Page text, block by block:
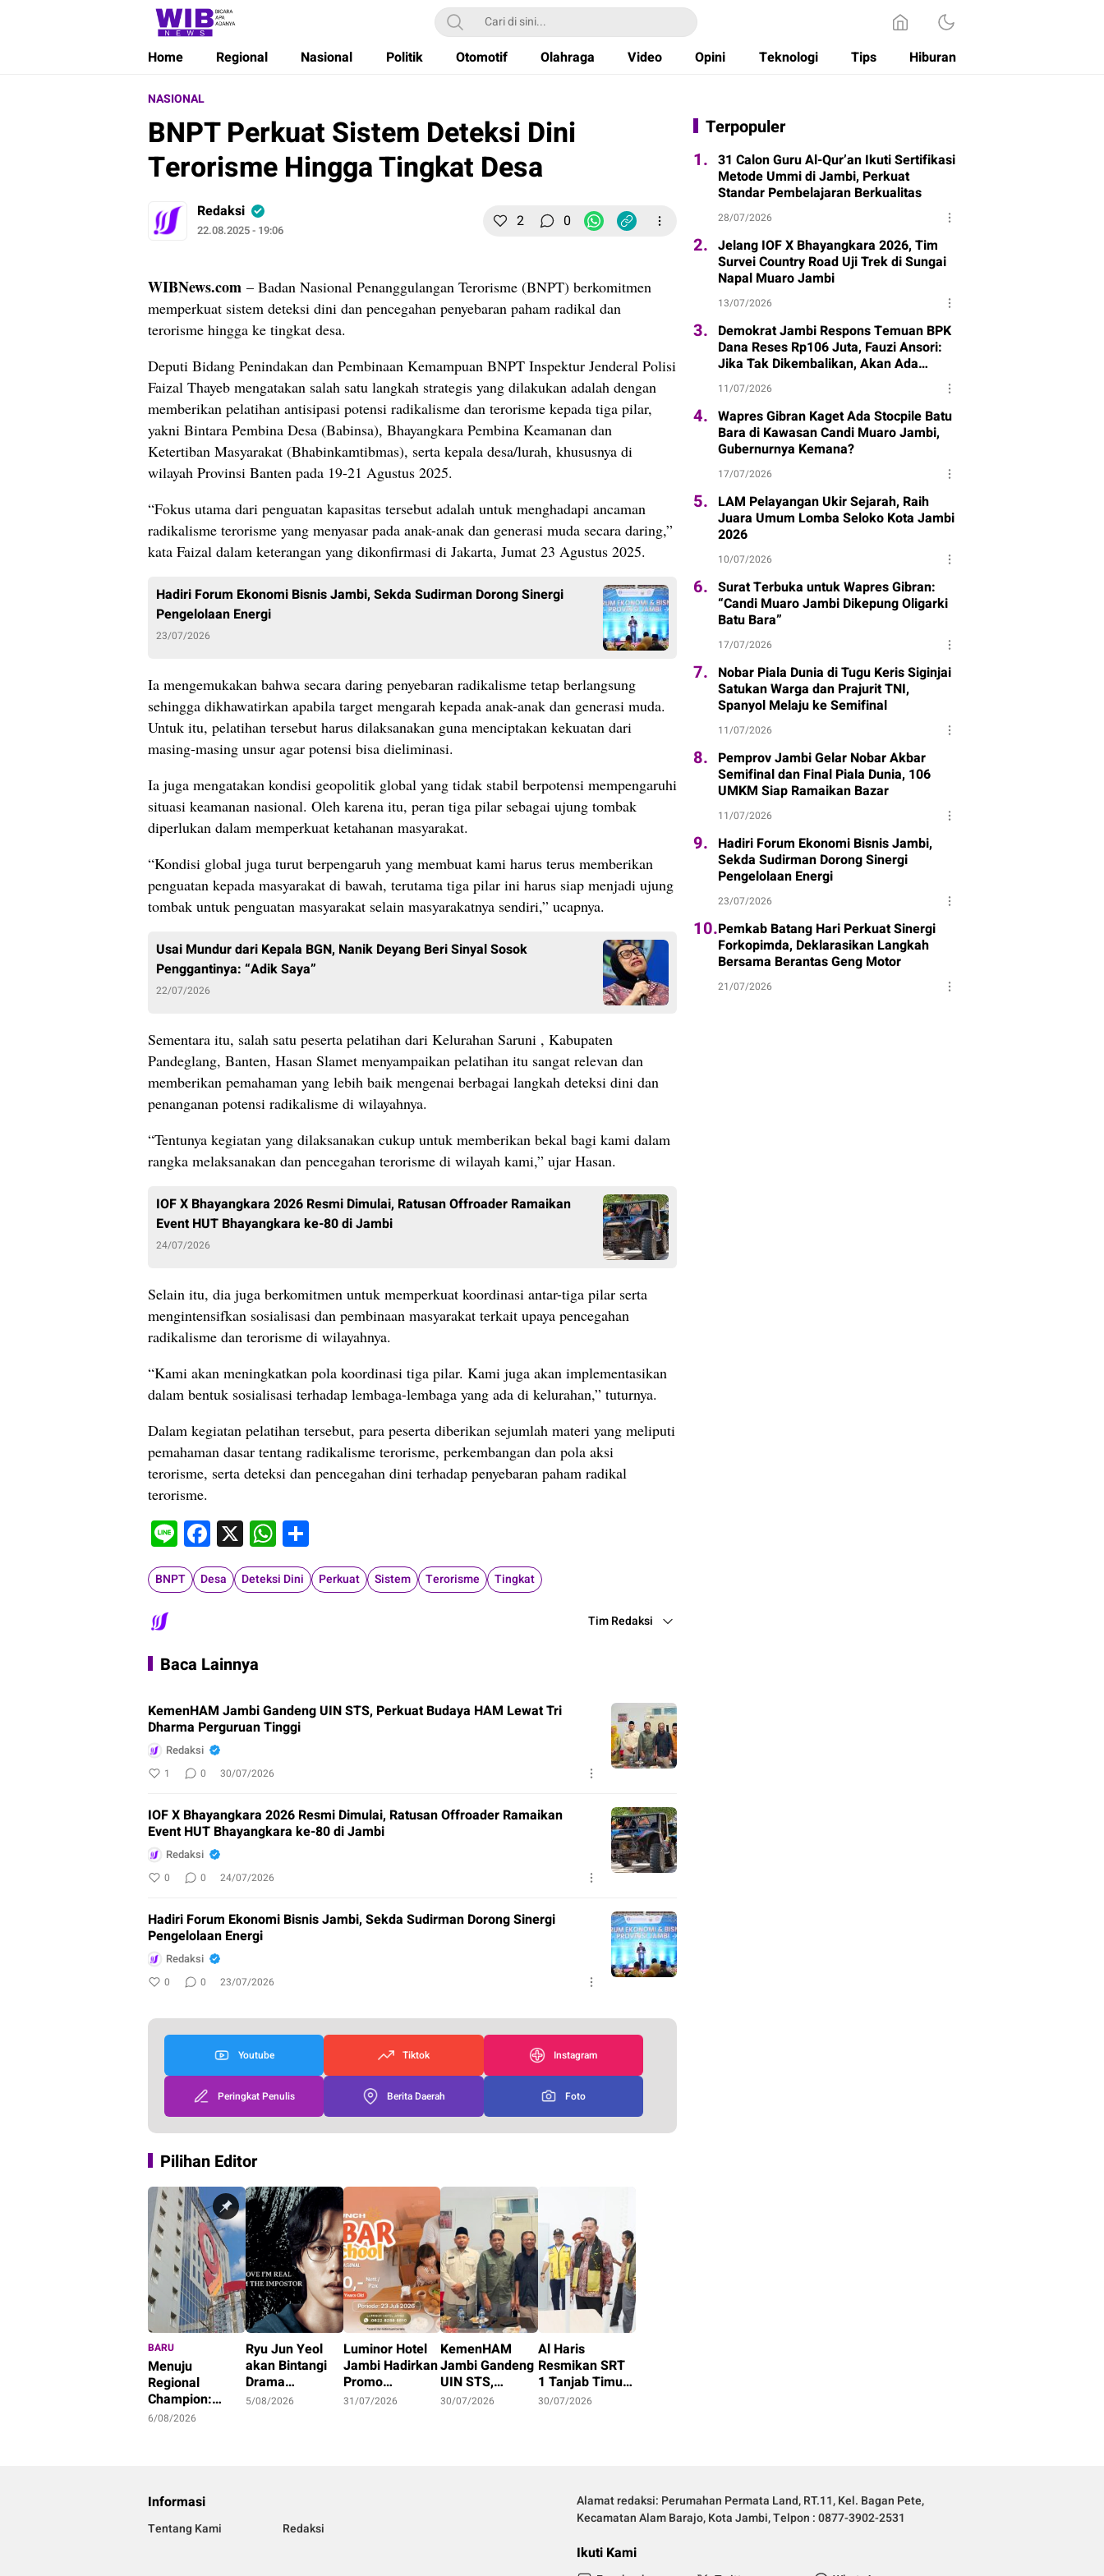
Wibnews
Waktu Indonesia Bicara
Home Regional Nasional Politik Otomotif Olahraga Video Opini Teknologi Tips Hiburan
NASIONAL
BNPT Perkuat Sistem Deteksi Dini
Terorisme Hingga Tingkat Desa
Redaksi
22.08.2025 - 19:06 2 0
WIBNews.com – Badan Nasional Penanggulangan Terorisme (BNPT) berkomitmen
memperkuat sistem deteksi dini dan pencegahan penyebaran paham radikal dan
terorisme hingga ke tingkat desa.
Deputi Bidang Penindakan dan Pembinaan Kemampuan BNPT Inspektur Jenderal Polisi
Faizal Thayeb mengatakan salah satu langkah strategis yang dilakukan adalah dengan
memberikan pelatihan antisipasi potensi radikalisme dan terorisme kepada tiga pilar,
yakni Bintara Pembina Desa (Babinsa), Bhayangkara Pembina Keamanan dan
Ketertiban Masyarakat (Bhabinkamtibmas), serta kepala desa/lurah, khususnya di
wilayah Provinsi Banten pada 19-21 Agustus 2025.
“Fokus utama dari penguatan kapasitas tersebut adalah untuk menghadapi ancaman
radikalisme terorisme yang menyasar pada anak-anak dan generasi muda secara daring,”
kata Faizal dalam keterangan yang dikonfirmasi di Jakarta, Jumat 23 Agustus 2025.
Hadiri Forum Ekonomi Bisnis Jambi, Sekda Sudirman Dorong Sinergi
Pengelolaan Energi
23/07/2026
Ia mengemukakan bahwa secara daring penyebaran radikalisme tetap berlangsung
sehingga dikhawatirkan apabila target mengarah kepada anak-anak dan generasi muda.
Untuk itu, pelatihan tersebut harus dilaksanakan guna menciptakan kekuatan dari
masing-masing unsur agar potensi bisa dieliminasi.
Ia juga mengatakan kondisi geopolitik global yang tidak stabil berpotensi mempengaruhi
situasi keamanan nasional. Oleh karena itu, peran tiga pilar sebagai ujung tombak
diperlukan dalam memperkuat ketahanan masyarakat.
“Kondisi global juga turut berpengaruh yang membuat kami harus terus memberikan
penguatan kepada masyarakat di bawah, terutama tiga pilar ini harus siap menjadi ujung
tombak untuk penguatan masyarakat selain masyarakatnya sendiri,” ucapnya.
Usai Mundur dari Kepala BGN, Nanik Deyang Beri Sinyal Sosok
Penggantinya: “Adik Saya”
22/07/2026
Sementara itu, salah satu peserta pelatihan dari Kelurahan Saruni , Kabupaten
Pandeglang, Banten, Hasan Slamet menyampaikan pelatihan itu sangat relevan dan
memberikan pemahaman yang lebih baik mengenai berbagai langkah deteksi dini dan
penanganan potensi radikalisme di wilayahnya.
“Tentunya kegiatan yang dilaksanakan cukup untuk memberikan bekal bagi kami dalam
rangka melaksanakan dan pencegahan terorisme di wilayah kami,” ujar Hasan.
IOF X Bhayangkara 2026 Resmi Dimulai, Ratusan Offroader Ramaikan
Event HUT Bhayangkara ke-80 di Jambi
24/07/2026
Selain itu, dia juga berkomitmen untuk memperkuat koordinasi antar-tiga pilar serta
mengintensifkan sosialisasi dan pembinaan masyarakat terkait upaya pencegahan
radikalisme dan terorisme di wilayahnya.
“Kami akan meningkatkan pola koordinasi tiga pilar. Kami juga akan implementasikan
dalam bentuk sosialisasi terhadap lembaga-lembaga yang ada di kelurahan,” tuturnya.
Dalam kegiatan pelatihan tersebut, para peserta diberikan sejumlah materi yang meliputi
pemahaman dasar tentang radikalisme terorisme, perkembangan dan pola aksi
terorisme, serta deteksi dan pencegahan dini terhadap penyebaran paham radikal
terorisme.
LineFacebook
X WhatsApp
BNPT Desa Deteksi Dini Perkuat Sistem Terorisme Tingkat
Tim Redaksi
Baca Lainnya
KemenHAM Jambi Gandeng UIN STS, Perkuat Budaya HAM Lewat Tri
Dharma Perguruan Tinggi
Redaksi
1 0 30/07/2026
IOF X Bhayangkara 2026 Resmi Dimulai, Ratusan Offroader Ramaikan
Event HUT Bhayangkara ke-80 di Jambi
Redaksi
0 0 24/07/2026
Hadiri Forum Ekonomi Bisnis Jambi, Sekda Sudirman Dorong Sinergi
Pengelolaan Energi
Redaksi
0 0 23/07/2026
Youtube Tiktok Instagram
Peringkat Penulis Berita Daerah Foto
Pilihan Editor
BARU
Menuju
Regional
Champion:
Bank Jambi
6/08/2026
Ryu Jun Yeol
akan Bintangi
Drama
Mousetrap,
5/08/2026
Luminor Hotel
Jambi Hadirkan
Promo
Kemerdekaan
31/07/2026
KemenHAM
Jambi Gandeng
UIN STS,
Perkuat Budaya
30/07/2026
Al Haris
Resmikan SRT
1 Tanjab Timur,
Ajak Siswa Raih
30/07/2026
Terpopuler
1. 31 Calon Guru Al-Qur’an Ikuti Sertifikasi
Metode Ummi di Jambi, Perkuat
Standar Pembelajaran Berkualitas
28/07/2026
2. Jelang IOF X Bhayangkara 2026, Tim
Survei Country Road Uji Trek di Sungai
Napal Muaro Jambi
13/07/2026
3. Demokrat Jambi Respons Temuan BPK
Dana Reses Rp106 Juta, Fauzi Ansori:
Jika Tak Dikembalikan, Akan Ada
Tindak Lanjut
11/07/2026
4. Wapres Gibran Kaget Ada Stocpile Batu
Bara di Kawasan Candi Muaro Jambi,
Gubernurnya Kemana?
17/07/2026
5. LAM Pelayangan Ukir Sejarah, Raih
Juara Umum Lomba Seloko Kota Jambi
2026
10/07/2026
6. Surat Terbuka untuk Wapres Gibran:
“Candi Muaro Jambi Dikepung Oligarki
Batu Bara”
17/07/2026
7. Nobar Piala Dunia di Tugu Keris Siginjai
Satukan Warga dan Prajurit TNI,
Spanyol Melaju ke Semifinal
11/07/2026
8. Pemprov Jambi Gelar Nobar Akbar
Semifinal dan Final Piala Dunia, 106
UMKM Siap Ramaikan Bazar
11/07/2026
9. Hadiri Forum Ekonomi Bisnis Jambi,
Sekda Sudirman Dorong Sinergi
Pengelolaan Energi
23/07/2026
10.Pemkab Batang Hari Perkuat Sinergi
Forkopimda, Deklarasikan Langkah
Bersama Berantas Geng Motor
21/07/2026
Informasi
Tentang Kami Redaksi
Alamat redaksi: Perumahan Permata Land, RT.11, Kel. Bagan Pete,
Kecamatan Alam Barajo, Kota Jambi, Telpon : 0877-3902-2531
Ikuti Kami